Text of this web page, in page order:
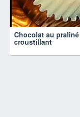
Chocolat au praliné
croustillant